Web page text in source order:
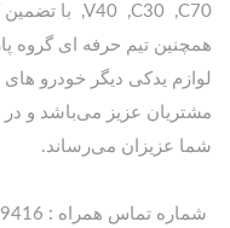
,V40 ,C30 ,C70 با تضمین کیفیت و بهترین قیمت می‌باشد.
همچنین تیم حرفه ای گروه
لوازم یدکی دیگر خودرو
مشتریان عزیز می‌باشد و
شما عزیزان می‌رساند.
شماره تماس همراه : 09198249416 - 09126361710